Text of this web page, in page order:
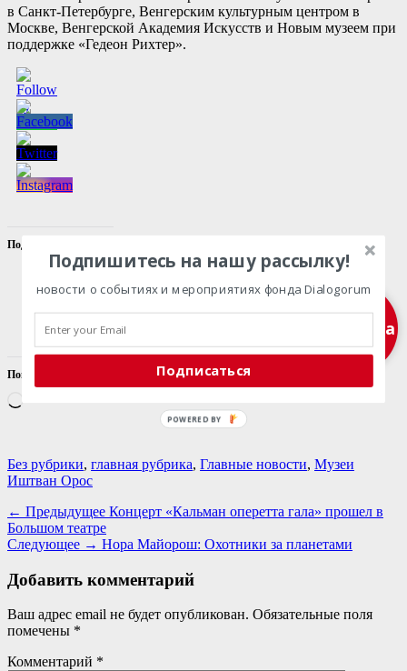
в Санкт-Петербурге, Венгерским культурным центром в
Москве, Венгерской Академия Искусств и Новым музеем при
поддержке «Гедеон Рихтер».
Поделиться ссылкой:
Facebook
Понравилось это:
Категории
Без рубрики, главная рубрика, Главные новости, Музеи
Иштван Орос
Навигация
по
← Предыдущее Предыдущая
Концерт «Кальман оперетта гала» прошел в
Большом театре
Следующее → Следующая
Нора Майорош: Охотники за планетами
Добавить комментарий
Ваш адрес email не будет опубликован. Обязательные поля
помечены *
Комментарий *
Подписка
Подпишитесь на нашу рассылку!
новости о событиях и мероприятиях фонда Dialogorum
Подписаться
POWERED BY